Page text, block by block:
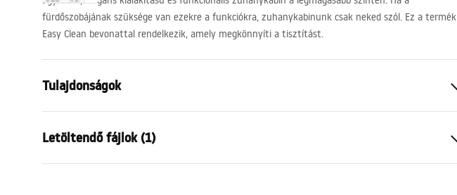
fürdőszobájának szüksége van ezekre a funkciókra, zuhanykabinunk csak neked szól. Ez a termék
Easy Clean bevonattal rendelkezik, amely megkönnyíti a tisztítást.
Tulajdonságok
Szín
Kabin típusa
Sarok
Letöltendő fájlok (1)